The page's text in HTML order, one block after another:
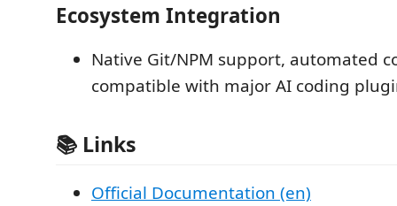
Ecosystem Integration
Native Git/NPM support, automated
compatible with major AI coding
📚 Links
Official Documentation (en)